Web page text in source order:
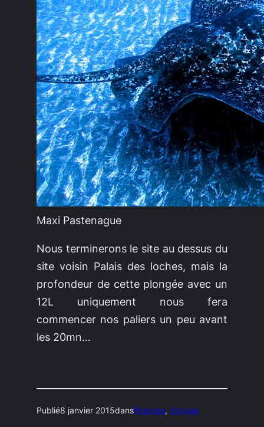
Maxi Pastenague
Nous terminerons le site au dessus du
site voisin Palais des loches, mais la
profondeur de cette plongée avec un
12L uniquement nous fera
commencer nos paliers un peu avant
les 20mn…
Publié8 janvier 2015dansPlongee, Voyage